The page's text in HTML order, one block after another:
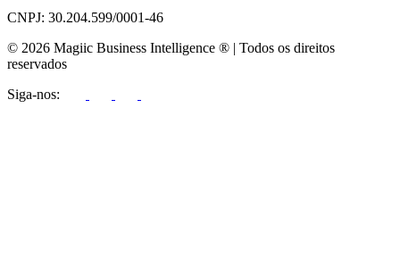
CNPJ: 30.204.599/0001-46
© 2026 Magiic Business Intelligence ® | Todos os direitos
reservados
Siga-nos: